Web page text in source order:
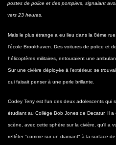
postes de police et des pompiers, signalant
vers 23 heures.
Mais le plus étrange a eu lieu dans la 8ème
l'école Brookhaven. Des voitures de police et
hélicoptères militaires, entouraient une
Sur une civière déployée à l'extérieur, se
qui faisait penser à une perle brillante.
Codey Terry est l'un des deux adolescents qui
étudiant au Collège Bob Jones de Decatur. Il
scène, avec cette sphère sur la civière, qu'il a
refléter "comme sur un diamant" à la surface